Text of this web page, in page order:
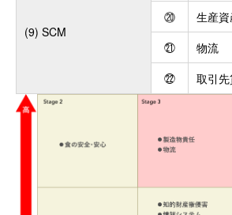
(9) SCM
⑳
生産
㉑
物流
㉒
取引